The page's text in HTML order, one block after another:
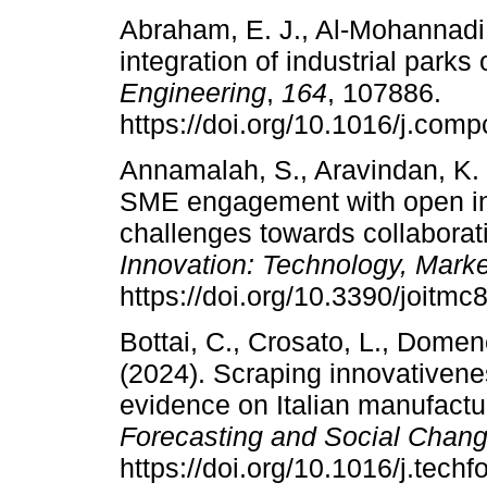
Abraham, E. J., Al-
integration of industrial parks
Engineering, 164, 107886.
https://doi.org/10.1016/
Annamalah, S., Aravindan,
SME engagement with open
challenges towards
Innovation: Technology,
https://doi.org/10.3390/
Bottai, C., Crosato, L.,
(2024). Scraping
evidence on Italian
Forecasting and Social
https://doi.org/10.1016/